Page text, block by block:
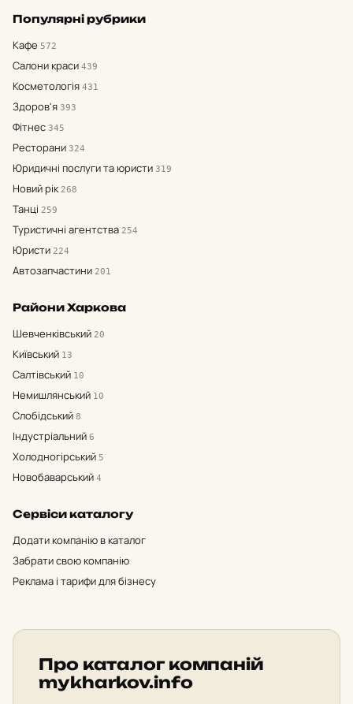
Популярні рубрики
Кафе 572
Салони краси 439
Косметологія 431
Здоров'я 393
Фітнес 345
Ресторани 324
Юридичні послуги та юристи 319
Новий рік 268
Танці 259
Туристичні агентства 254
Юристи 224
Автозапчастини 201
Райони Харкова
Шевченківський 20
Київський 13
Салтівський 10
Немишлянський 10
Слобідський 8
Індустріальний 6
Холодногірський 5
Новобаварський 4
Сервіси каталогу
Додати компанію в каталог
Забрати свою компанію
Реклама і тарифи для бізнесу
Про каталог компаній
mykharkov.info